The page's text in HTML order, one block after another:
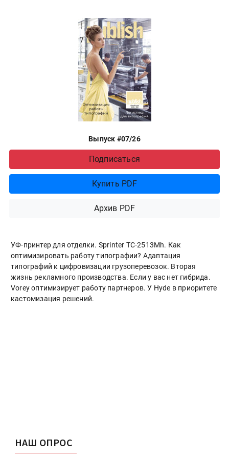
Выпуск #07/26
Подписаться
Купить PDF
Архив PDF
УФ-принтер для отделки. Sprinter ТС-2513Mh. Как
оптимизировать работу типографии? Адаптация
типографий к цифровизации грузоперевозок. Вторая
жизнь рекламного производства. Если у вас нет гибрида.
Vorey оптимизирует работу партнеров. У Hyde в приоритете
кастомизация решений.
НАШ ОПРОС